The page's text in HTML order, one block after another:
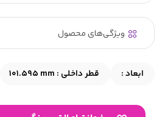
ویژگی‌های محصول
ابعاد : قطر داخلی : 101.595 mm